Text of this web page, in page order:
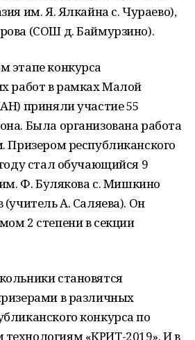
им. Я. Ялкайна с. Чураево),
(СОШ д. Баймурзино).
этапе конкурса
работ в рамках Малой
приняли участие 55
Была организована работа
Призером республиканского
стал обучающийся 9
Ф. Булякова с. Мишкино
А. Саляева). Он
2 степени в секции
становятся
в различных
конкурса по
«КРИТ-2019». И в